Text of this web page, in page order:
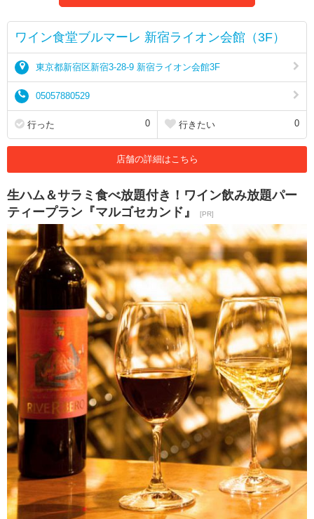
ワイン食堂ブルマーレ 新宿ライオン会館（3F）
東京都新宿区新宿3-28-9 新宿ライオン会館3F
05057880529
行った 0 行きたい 0
店舗の詳細はこちら
生ハム＆サラミ食べ放題付き！ワイン飲み放題パー
ティープラン『マルゴセカンド』
[PR]